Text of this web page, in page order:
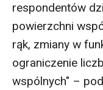
respondentów
powierzchni
rąk, zmiany w
ograniczenie
wspólnych" –